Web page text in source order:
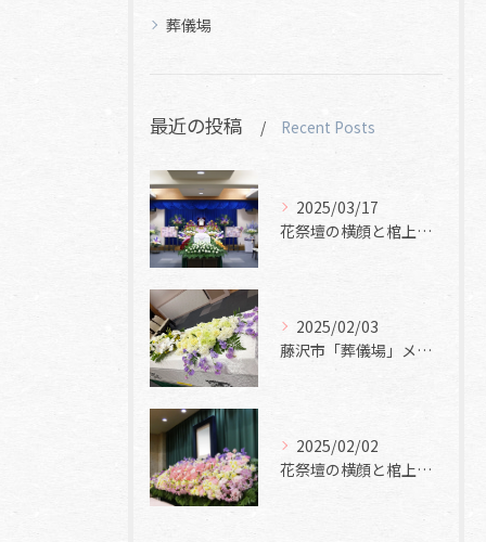
葬儀場
最近の投稿 Recent Posts
2025/03/17
花祭壇の横顔と棺上花と焼香花
2025/02/03
藤沢市「葬儀場」メモリアルホール美空
2025/02/02
花祭壇の横顔と棺上花と焼香花